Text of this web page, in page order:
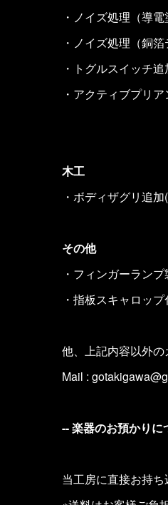
・ノイズ処理（
・ノイズ処理（
・トグルスイ
・アクティブプリ
（ベース
木工
・ボディザグリ追
その他
・フィンガーラン
・指板スキャロ
他、上記内容以外の
Mail :
-- 楽器のお預かりに
当工房に直接お持